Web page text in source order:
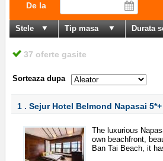
De la
Stele Tip masa Durata
37 oferte gasite
Sorteaza dupa
1 . Sejur Hotel Belmond Napasai 5*+
The luxurious
own beachfront,
Ban Tai Beach, it